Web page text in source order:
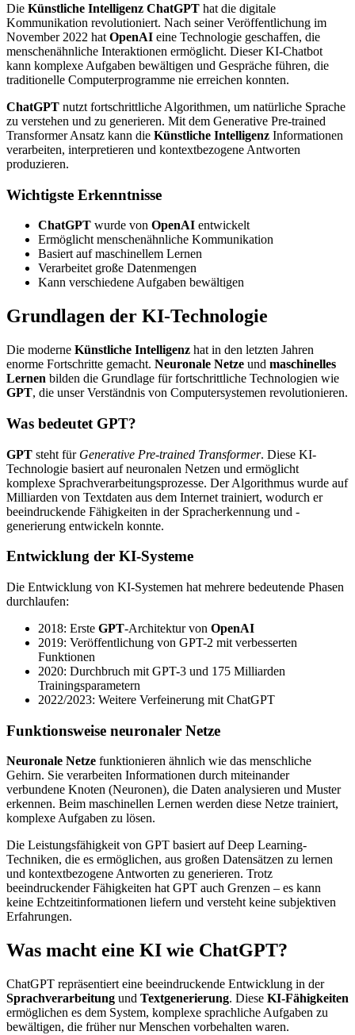
Die Künstliche Intelligenz ChatGPT hat die digitale
Kommunikation revolutioniert. Nach seiner Veröffentlichung im
November 2022 hat OpenAI eine Technologie geschaffen, die
menschenähnliche Interaktionen ermöglicht. Dieser KI-Chatbot
kann komplexe Aufgaben bewältigen und Gespräche führen, die
traditionelle Computerprogramme nie erreichen konnten.
ChatGPT nutzt fortschrittliche Algorithmen, um natürliche Sprache
zu verstehen und zu generieren. Mit dem Generative Pre-trained
Transformer Ansatz kann die Künstliche Intelligenz Informationen
verarbeiten, interpretieren und kontextbezogene Antworten
produzieren.
Wichtigste Erkenntnisse
ChatGPT wurde von OpenAI entwickelt
Ermöglicht menschenähnliche Kommunikation
Basiert auf maschinellem Lernen
Verarbeitet große Datenmengen
Kann verschiedene Aufgaben bewältigen
Grundlagen der KI-Technologie
Die moderne Künstliche Intelligenz hat in den letzten Jahren
enorme Fortschritte gemacht. Neuronale Netze und maschinelles
Lernen bilden die Grundlage für fortschrittliche Technologien wie
GPT, die unser Verständnis von Computersystemen revolutionieren.
Was bedeutet GPT?
GPT steht für Generative Pre-trained Transformer. Diese KI-
Technologie basiert auf neuronalen Netzen und ermöglicht
komplexe Sprachverarbeitungsprozesse. Der Algorithmus wurde auf
Milliarden von Textdaten aus dem Internet trainiert, wodurch er
beeindruckende Fähigkeiten in der Spracherkennung und -
generierung entwickeln konnte.
Entwicklung der KI-Systeme
Die Entwicklung von KI-Systemen hat mehrere bedeutende Phasen
durchlaufen:
2018: Erste GPT-Architektur von OpenAI
2019: Veröffentlichung von GPT-2 mit verbesserten
Funktionen
2020: Durchbruch mit GPT-3 und 175 Milliarden
Trainingsparametern
2022/2023: Weitere Verfeinerung mit ChatGPT
Funktionsweise neuronaler Netze
Neuronale Netze funktionieren ähnlich wie das menschliche
Gehirn. Sie verarbeiten Informationen durch miteinander
verbundene Knoten (Neuronen), die Daten analysieren und Muster
erkennen. Beim maschinellen Lernen werden diese Netze trainiert,
komplexe Aufgaben zu lösen.
Die Leistungsfähigkeit von GPT basiert auf Deep Learning-
Techniken, die es ermöglichen, aus großen Datensätzen zu lernen
und kontextbezogene Antworten zu generieren. Trotz
beeindruckender Fähigkeiten hat GPT auch Grenzen – es kann
keine Echtzeitinformationen liefern und versteht keine subjektiven
Erfahrungen.
Was macht eine KI wie ChatGPT?
ChatGPT repräsentiert eine beeindruckende Entwicklung in der
Sprachverarbeitung und Textgenerierung. Diese KI-Fähigkeiten
ermöglichen es dem System, komplexe sprachliche Aufgaben zu
bewältigen, die früher nur Menschen vorbehalten waren.